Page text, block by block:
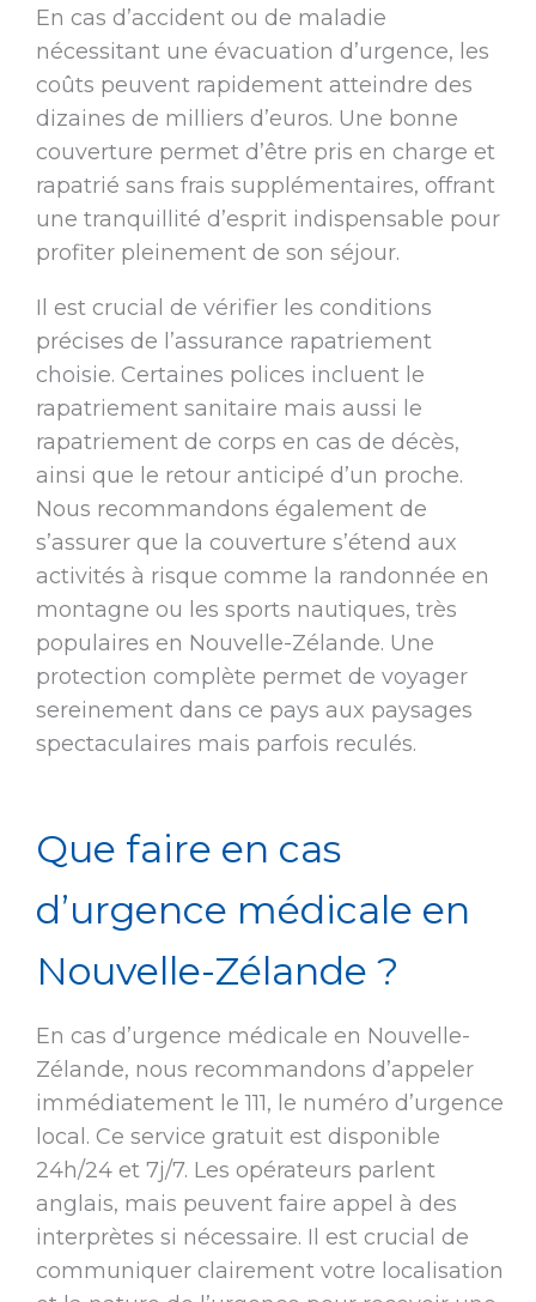
En cas d’accident ou de maladie
nécessitant une évacuation d’urgence, les
coûts peuvent rapidement atteindre des
dizaines de milliers d’euros. Une bonne
couverture permet d’être pris en charge et
rapatrié sans frais supplémentaires, offrant
une tranquillité d’esprit indispensable pour
profiter pleinement de son séjour.
Il est crucial de vérifier les conditions
précises de l’assurance rapatriement
choisie. Certaines polices incluent le
rapatriement sanitaire mais aussi le
rapatriement de corps en cas de décès,
ainsi que le retour anticipé d’un proche.
Nous recommandons également de
s’assurer que la couverture s’étend aux
activités à risque comme la randonnée en
montagne ou les sports nautiques, très
populaires en Nouvelle-Zélande. Une
protection complète permet de voyager
sereinement dans ce pays aux paysages
spectaculaires mais parfois reculés.
Que faire en cas
d’urgence médicale en
Nouvelle-Zélande ?
En cas d’urgence médicale en Nouvelle-
Zélande, nous recommandons d’appeler
immédiatement le 111, le numéro d’urgence
local. Ce service gratuit est disponible
24h/24 et 7j/7. Les opérateurs parlent
anglais, mais peuvent faire appel à des
interprètes si nécessaire. Il est crucial de
communiquer clairement votre localisation